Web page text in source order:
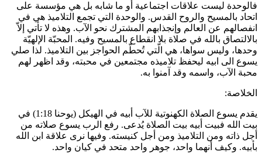
فالوحدة ليست علاقات اجتماعية أو ما شابه بل هي مؤسسة على
اتحاد بالمسيح والروح القدس. والوحدة التي تجمع التلاميذ هي في
انفصالهم عن العالم وإنجذابهم المشترك نحو الآب. وهذه لا تأتي إلاّ
بالالتصاق بالله في صلاة بلا انقطاع بالمسيح وفيه. المحبّة الإلهيّة
وحدها، وليس سواها، هي الّتي تُحطّم الحواجز بين التلاميذ. لذا صلي
يسوع الى ابيه ليحفظ تلاميذه مجتمعين في محبته، وقد اظهر لهم
محبة الآب، واسمه وقد آمنوا به.
الخلاصة:
يقدم يسوع الصلاة الكهنوتية للآب أبيه في الهيكل (يوحنا 1:18) في
بيت الله فبيت أبيه بيت الصلاة يُدعى. رفع الرب يسوع صلاته من
أجل ذاته ومن التلاميذ ومن أجل كنيسته. وفيها نرى علاقة ابن الله
بأبيه. وكيف أنهما واحد، جوهر واحد متحد في كيان واحد.